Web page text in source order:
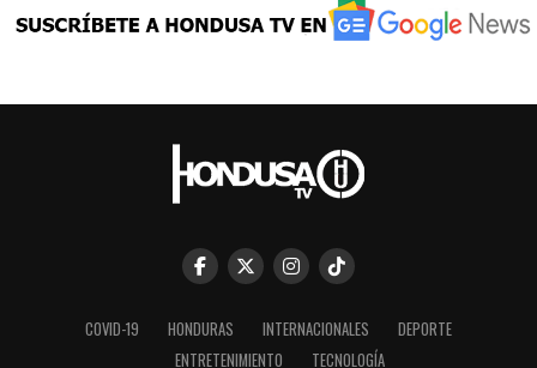
COVID-19 HONDURAS INTERNACIONALES
DEPORTE
ENTRETENIMIENTO
TECNOLOGÍA